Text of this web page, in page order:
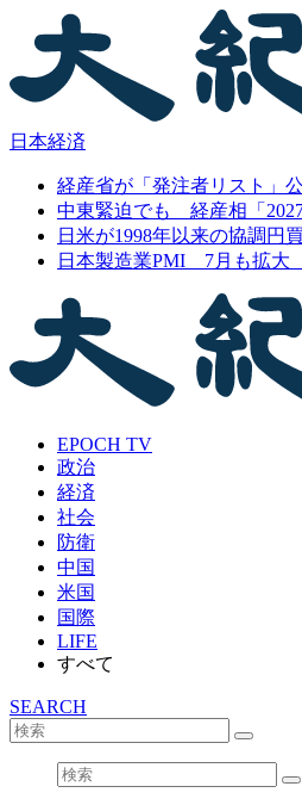
日本経済
経産省が「発注者リスト」
中東緊迫でも 経産相「
日米が1998年以来の協調
日本製造業PMI 7月も拡大
EPOCH TV
政治
経済
社会
防衛
中国
米国
国際
LIFE
すべて
SEARCH